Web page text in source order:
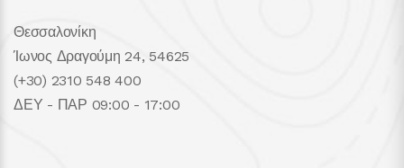
Θεσσαλονίκη
Ίωνος Δραγούμη 24, 54625
(+30) 2310 548 400
ΔΕΥ - ΠΑΡ 09:00 - 17:00